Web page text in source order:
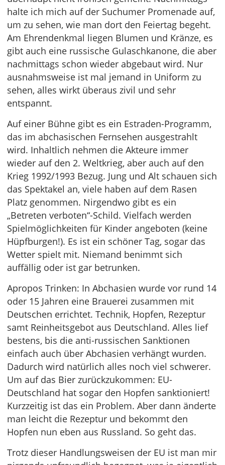
halte ich mich auf der Suchumer Promenade auf,
um zu sehen, wie man dort den Feiertag begeht.
Am Ehrendenkmal liegen Blumen und Kränze, es
gibt auch eine russische Gulaschkanone, die aber
nachmittags schon wieder abgebaut wird. Nur
ausnahmsweise ist mal jemand in Uniform zu
sehen, alles wirkt überaus zivil und sehr
entspannt.
Auf einer Bühne gibt es ein Estraden-Programm,
das im abchasischen Fernsehen ausgestrahlt
wird. Inhaltlich nehmen die Akteure immer
wieder auf den 2. Weltkrieg, aber auch auf den
Krieg 1992/1993 Bezug. Jung und Alt schauen sich
das Spektakel an, viele haben auf dem Rasen
Platz genommen. Nirgendwo gibt es ein
„Betreten verboten“-Schild. Vielfach werden
Spielmöglichkeiten für Kinder angeboten (keine
Hüpfburgen!). Es ist ein schöner Tag, sogar das
Wetter spielt mit. Niemand benimmt sich
auffällig oder ist gar betrunken.
Apropos Trinken: In Abchasien wurde vor rund 14
oder 15 Jahren eine Brauerei zusammen mit
Deutschen errichtet. Technik, Hopfen, Rezeptur
samt Reinheitsgebot aus Deutschland. Alles lief
bestens, bis die anti-russischen Sanktionen
einfach auch über Abchasien verhängt wurden.
Dadurch wird natürlich alles noch viel schwerer.
Um auf das Bier zurückzukommen: EU-
Deutschland hat sogar den Hopfen sanktioniert!
Kurzzeitig ist das ein Problem. Aber dann änderte
man leicht die Rezeptur und bekommt den
Hopfen nun eben aus Russland. So geht das.
Trotz dieser Handlungsweisen der EU ist man mir